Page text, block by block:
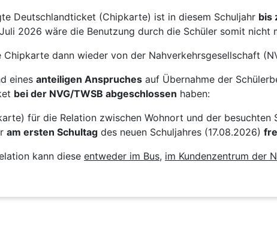
Deutschlandticket (Chipkarte) ist in diesem Schuljahr bis
2026 wäre die Benutzung durch die Schüler somit nicht
dann wieder von der Nahverkehrsgesellschaft
eines anteiligen Anspruches auf Übernahme der
bei der NVG/TWSB abgeschlossen haben:
für die Relation zwischen Wohnort und der besuchten
am ersten Schultag des neuen Schuljahres (17.08.2026)
kann diese entweder im Bus, im Kundenzentrum der